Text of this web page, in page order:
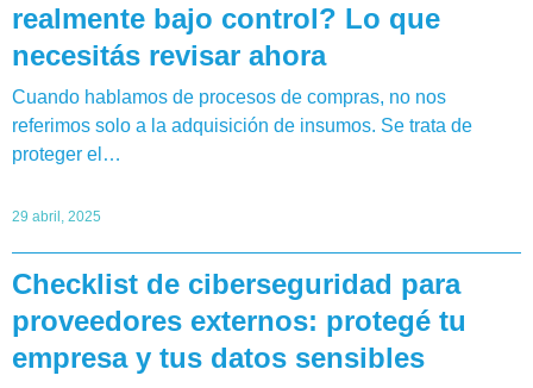
realmente bajo control? Lo que
necesitás revisar ahora
Cuando hablamos de procesos de compras, no nos
referimos solo a la adquisición de insumos. Se trata de
proteger el…
29 abril, 2025
Checklist de ciberseguridad para
proveedores externos: protegé tu
empresa y tus datos sensibles